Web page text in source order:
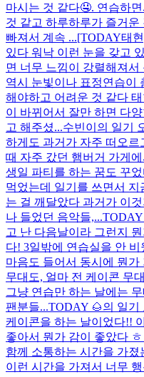
마시는 것 같다🤤. 연습하
것 같고 하루하루가 즐거운
빠져서 계속 ...[TODAY태
있다 워낙 이런 눈을 갖고
면 너무 느낌이 강렬해져
역시 눈빛이나 표정연습이
해야하고 어려운 것 같다
이 바뀌어서 잘만 하면 다
고 해주셨...수빈이의 일기
하게도 과거가 자주 떠오르
때 자주 갔던 햄버거 가게
생일 파티를 하는 꿈도 꾸
먹었는데 일기를 쓰면서
는 걸 깨달았다 과거가 이
나 들었던 음악들,...
고 난 다음날이라 그런지
다! 3일밖에 연습실을 안
마음도 들어서 동시에 뭔
무대도, 얼마 전 케이콘 무
그냥 연습만 하는 날에는
팬분들...TODAY 🌰의 일기
케이콘을 하는 날이었다!!
좋아서 뭔가 감이 좋았다
함께 소통하는 시간을 가
이런 시간을 가져서 너무